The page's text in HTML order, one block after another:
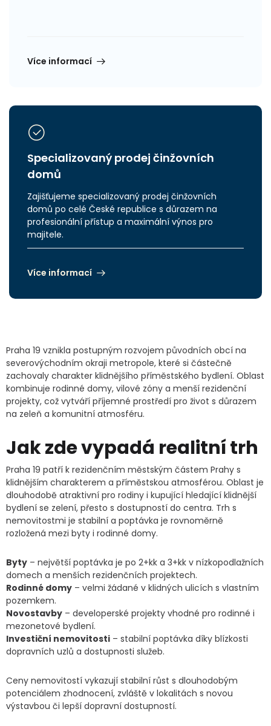
Více informací
Specializovaný prodej činžovních
domů
Zajišťujeme specializovaný prodej činžovních
domů po celé České republice s důrazem na
profesionální přístup a maximální výnos pro
majitele.
Více informací
Praha 19 vznikla postupným rozvojem původních obcí na
severovýchodním okraji metropole, které si částečně
zachovaly charakter klidnějšího příměstského bydlení. Oblast
kombinuje rodinné domy, vilové zóny a menší rezidenční
projekty, což vytváří příjemné prostředí pro život s důrazem
na zeleň a komunitní atmosféru.
Jak zde vypadá realitní trh
Praha 19 patří k rezidenčním městským částem Prahy s
klidnějším charakterem a příměstskou atmosférou. Oblast je
dlouhodobě atraktivní pro rodiny i kupující hledající klidnější
bydlení se zelení, přesto s dostupností do centra. Trh s
nemovitostmi je stabilní a poptávka je rovnoměrně
rozložená mezi byty i rodinné domy.
Byty – největší poptávka je po 2+kk a 3+kk v nízkopodlažních
domech a menších rezidenčních projektech.
Rodinné domy – velmi žádané v klidných ulicích s vlastním
pozemkem.
Novostavby – developerské projekty vhodné pro rodinné i
mezonetové bydlení.
Investiční nemovitosti – stabilní poptávka díky blízkosti
dopravních uzlů a dostupnosti služeb.
Ceny nemovitostí vykazují stabilní růst s dlouhodobým
potenciálem zhodnocení, zvláště v lokalitách s novou
výstavbou či lepší dopravní dostupností.